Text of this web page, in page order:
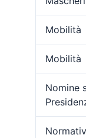
Mobilità
Mobilità
Nomine